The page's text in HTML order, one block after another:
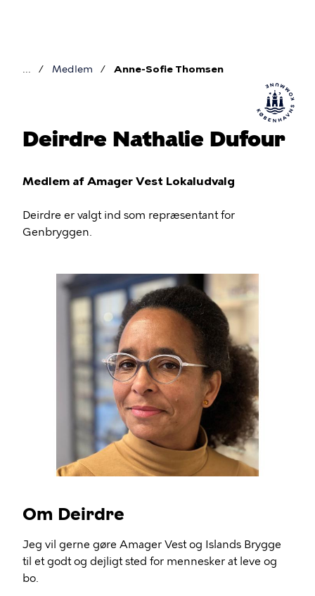
Medlem Anne-Sofie Thomsen
Deirdre Nathalie Dufour
Medlem af Amager Vest Lokaludvalg
Deirdre er valgt ind som repræsentant for
Genbryggen.
Om Deirdre
Jeg vil gerne gøre Amager Vest og Islands Brygge
til et godt og dejligt sted for mennesker at leve og
bo.